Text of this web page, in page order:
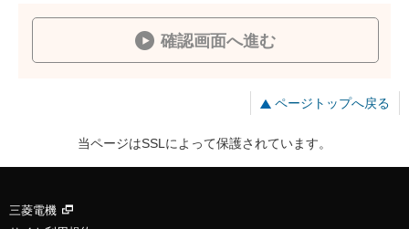
確認画面へ進む
ページトップへ戻る
当ページはSSLによって保護されています。
三菱電機